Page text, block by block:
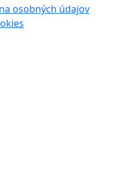
osobných údajov